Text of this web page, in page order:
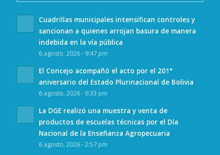
Cuadrillas municipales intensifican controles y
sancionan a quienes arrojan basura de manera
indebida en la vía pública
6 agosto, 2026 - 9:47 pm
El Concejo acompañó el acto por el 201°
aniversario del Estado Plurinacional de Bolivia
6 agosto, 2026 - 6:33 pm
La DGE realizó una muestra y venta de
productos de escuelas técnicas por el Día
Nacional de la Enseñanza Agropecuaria
6 agosto, 2026 - 2:57 pm